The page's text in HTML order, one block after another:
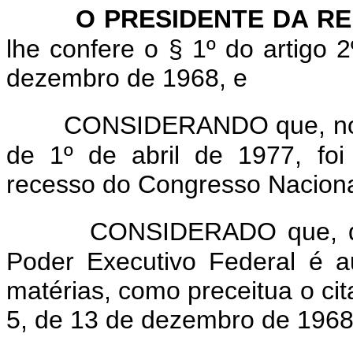
O PRESIDENTE DA
lhe confere o § 1º do artigo
dezembro de 1968, e
CONSIDERANDO que,
de 1º de abril de 1977,
recesso do Congresso
CONSIDERADO
Poder Executivo Federal é
matérias, como preceitua o
5, de 13 de dezembro de